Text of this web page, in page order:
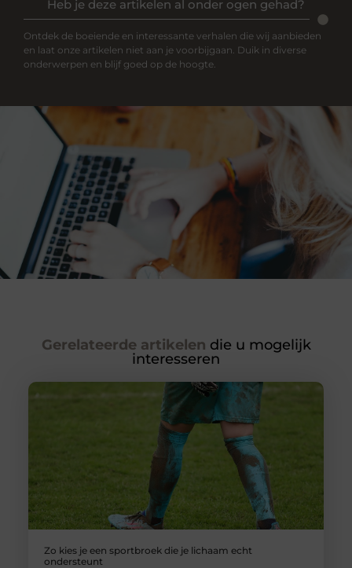
Heb je deze artikelen al onder ogen gehad?
Ontdek de boeiende en interessante verhalen die wij aanbieden
en laat onze artikelen niet aan je voorbijgaan. Duik in diverse
onderwerpen en blijf goed op de hoogte.
Gerelateerde artikelen die u mogelijk
interesseren
Zo kies je een sportbroek die je lichaam echt
ondersteunt